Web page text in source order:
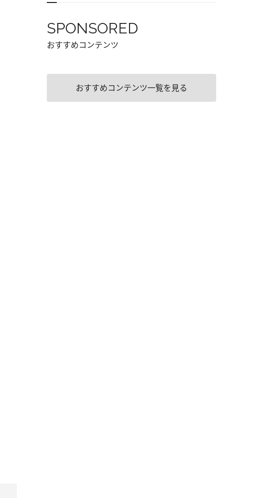
SPONSORED
おすすめコンテンツ
おすすめコンテンツ一覧を見る